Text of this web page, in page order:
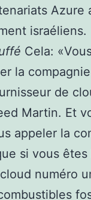
Azure
israéliens.
Cela:
la
de
Martin. Et
appeler la
si vous êtes
numéro